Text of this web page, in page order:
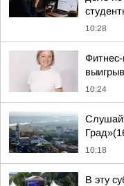
10:28
Фитнес-
10:24
10:18
В эту